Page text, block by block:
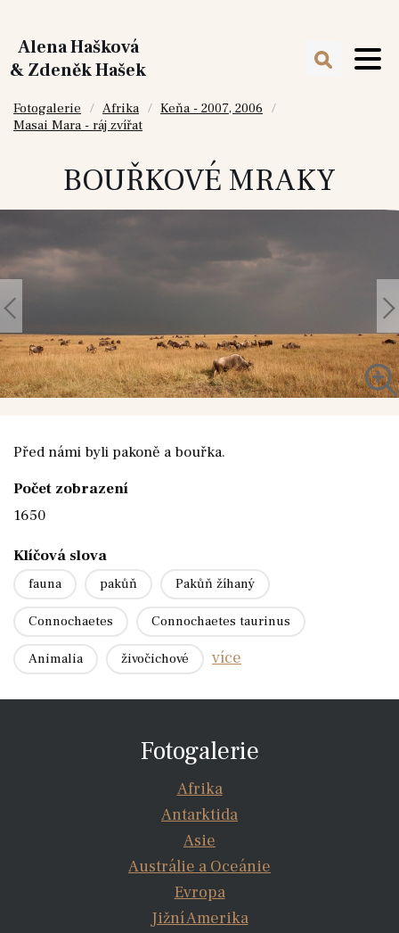
Alena Hašková
& Zdeněk Hašek
Fotogalerie Afrika
Keňa - 2007, 2006
Masai Mara - ráj zvířat
BOUŘKOVÉ MRAKY
Před námi byli pakoně a bouřka.
Počet zobrazení
1650
Klíčová slova
fauna pakůň Pakůň žíhaný
Connochaetes Connochaetes taurinus
Animalia živočichové více
Fotogalerie
Afrika
Antarktida
Asie
Austrálie a Oceánie
Evropa
Jižní Amerika